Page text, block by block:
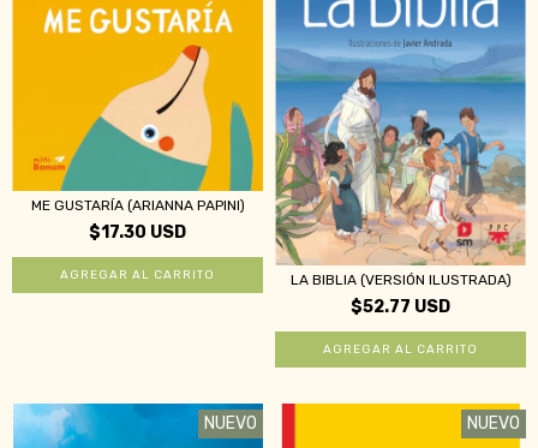
ME GUSTARÍA (ARIANNA PAPINI)
$17.30 USD
LA BIBLIA (VERSIÓN ILUSTRADA)
$52.77 USD
NUEVO NUEVO